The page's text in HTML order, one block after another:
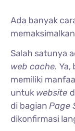
Ada banyak
Salah satunya
web cache.Ya,
memiliki
untuk website
di bagianPage
dikonfirmasi